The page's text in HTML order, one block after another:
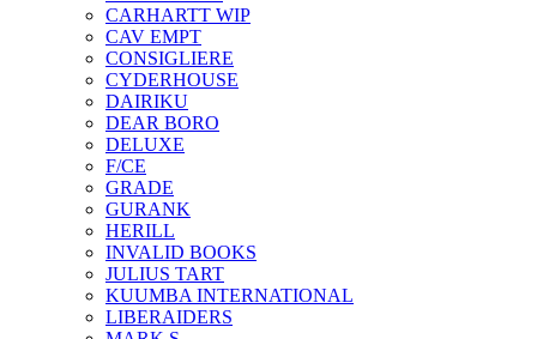
CARHARTT WIP
CAV EMPT
CONSIGLIERE
CYDERHOUSE
DAIRIKU
DEAR BORO
DELUXE
F/CE
GRADE
GURANK
HERILL
INVALID BOOKS
JULIUS TART
KUUMBA INTERNATIONAL
LIBERAIDERS